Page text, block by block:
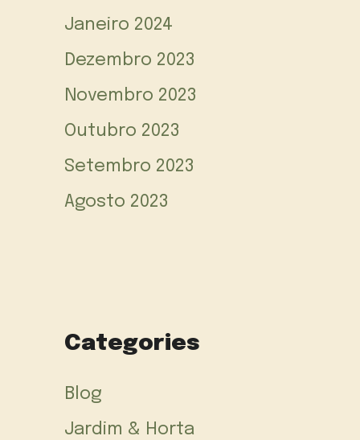
Janeiro 2024
Dezembro 2023
Novembro 2023
Outubro 2023
Setembro 2023
Agosto 2023
Categories
Blog
Jardim & Horta